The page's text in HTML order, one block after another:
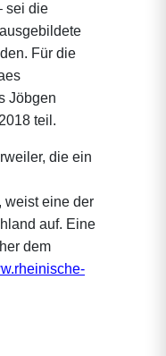
sei die
Für die
Jöbgen
teil.
die ein
weist eine der
auf. Eine
dem